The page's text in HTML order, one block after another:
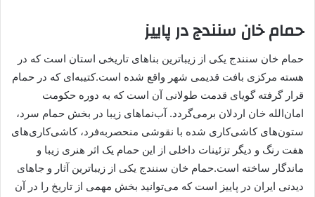
حمام خان سنندج در پاییز
حمام خان سنندج یکی از زیباترین بناهای تاریخی استان است که در
هسته مرکزی بافت قدیمی شهر واقع شده است.کتیبه‌ای که در حمام
قرار گرفته گویای قدمت طولانی آن است که به دوره حکومت
امان‌الله خان اردلان برمی‌گردد. آب‌نماهای زیبا در بخش حمام سرد،
ستون‌های کاشی‌کاری شده با نقوشی منحصربه‌فرد، کاشی‌کاری‌های
هفت‌ رنگ و دیگر تزئینات داخلی از این حمام یک اثر هنری زیبا و
ماندگار ساخته است.حمام خان سنندج یکی از زیباترین آثار و جاهای
دیدنی ایران در پاییز است که می‌توانید بخش مهمی از تاریخ را در آن